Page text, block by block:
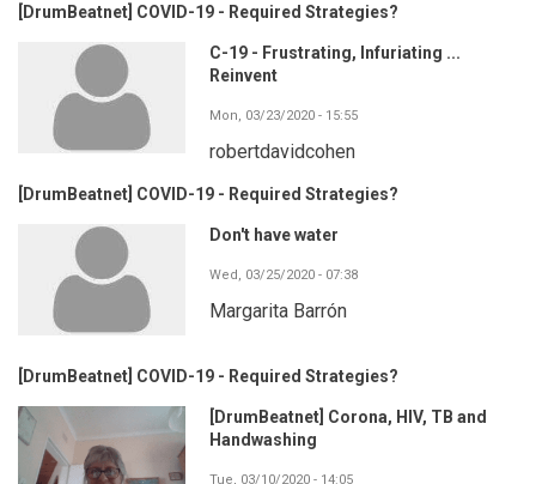
[DrumBeatnet] COVID-19 - Required Strategies?
C-19 - Frustrating, Infuriating ...
Reinvent
Mon, 03/23/2020 - 15:55
robertdavidcohen
[DrumBeatnet] COVID-19 - Required Strategies?
Don't have water
Wed, 03/25/2020 - 07:38
Margarita Barrón
[DrumBeatnet] COVID-19 - Required Strategies?
[DrumBeatnet] Corona, HIV, TB and
Handwashing
Tue, 03/10/2020 - 14:05